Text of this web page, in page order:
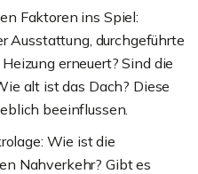
Faktoren ins Spiel:
Ausstattung, durchgeführte
erneuert? Sind die
alt ist das Dach? Diese
beeinflussen.
Wie ist die
Nahverkehr? Gibt es